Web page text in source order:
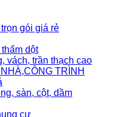
gói giá rẻ
dột
vách, trần thạch cao
TRÌNH
sàn, cột, dầm
cư